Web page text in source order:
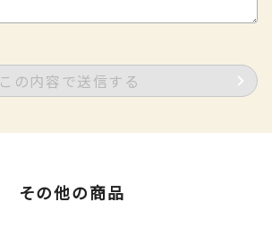
この内容で送信する
その他の商品